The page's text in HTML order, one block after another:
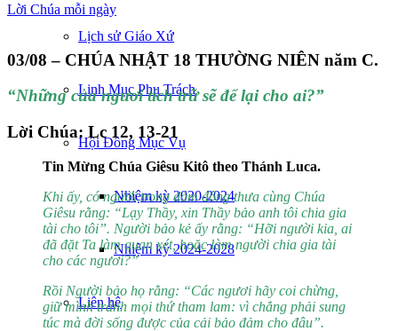
Lịch sử Giáo Xứ
Linh Mục Phụ Trách
Hội Đồng Mục Vụ
Nhiệm kỳ 2020-2024
Nhiệm kỳ 2024-2028
Liên hệ
Lời Chúa mỗi ngày
03/08 – CHÚA NHẬT 18 THƯỜNG NIÊN năm C.
“Những của ngươi tích trữ sẽ để lại cho ai?”
Lời Chúa: Lc 12, 13-21
Tin Mừng Chúa Giêsu Kitô theo Thánh Luca.
Khi ấy, có người trong đám đông thưa cùng Chúa
Giêsu rằng: “Lạy Thầy, xin Thầy bảo anh tôi chia gia
tài cho tôi”. Người bảo kẻ ấy rằng: “Hỡi người kia, ai
đã đặt Ta làm quan xét, hoặc làm người chia gia tài
cho các ngươi?”
Rồi Người bảo họ rằng: “Các ngươi hãy coi chừng,
giữ mình tránh mọi thứ tham lam: vì chẳng phải sung
túc mà đời sống được của cải bảo đảm cho đâu”.